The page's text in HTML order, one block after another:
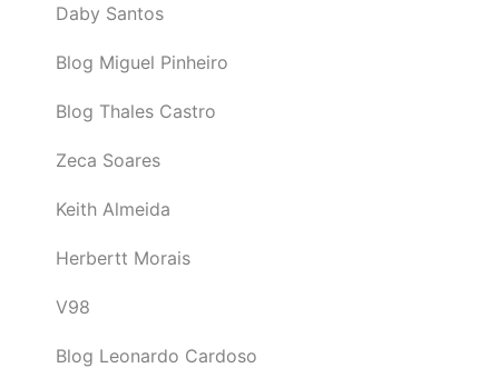
Daby Santos
Blog Miguel Pinheiro
Blog Thales Castro
Zeca Soares
Keith Almeida
Herbertt Morais
V98
Blog Leonardo Cardoso